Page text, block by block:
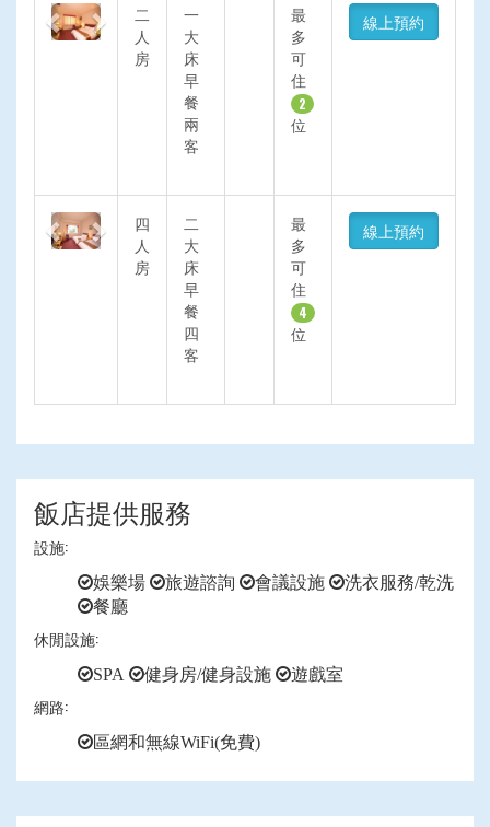
PreviousNext
二
人
房
一
大
床
早
餐
兩
客
最
多
可
住
2
位
線上預約
PreviousNext
四
人
房
二
大
床
早
餐
四
客
最
多
可
住
4
位
線上預約
飯店提供服務
設施:
娛樂場 旅遊諮詢 會議設施
洗衣服務/乾洗
餐廳
休閒設施:
SPA 健身房/健身設施 遊戲室
網路:
區網和無線WiFi(免費)